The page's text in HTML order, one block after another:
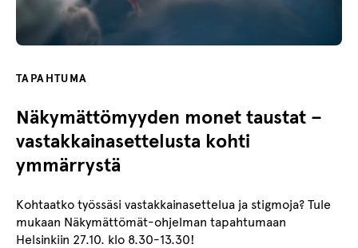
TAPAHTUMA
Näkymättömyyden monet taustat –
vastakkainasettelusta kohti
ymmärrystä
Kohtaatko työssäsi vastakkainasettelua ja stigmoja? Tule
mukaan Näkymättömät-ohjelman tapahtumaan
Helsinkiin 27.10. klo 8.30-13.30!